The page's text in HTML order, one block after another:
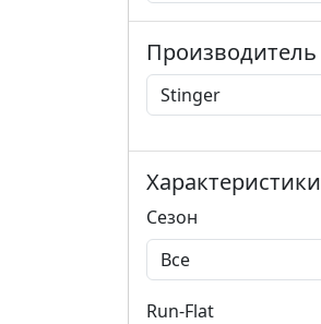
Производитель
Характеристики
Сезон
Run-Flat